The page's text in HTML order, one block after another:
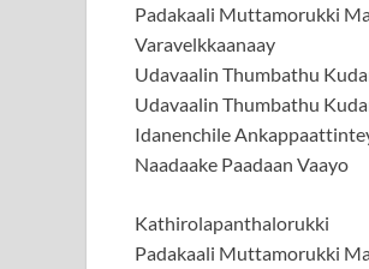
Padakaali Muttamorukki
Varavelkkaanaay
Udavaalin Thumbathu
Udavaalin Thumbathu
Idanenchile
Naadaake Paadaan Vaayo
Kathirolapanthalorukki
Padakaali Muttamorukki